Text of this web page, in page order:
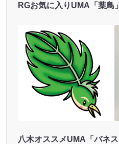
RGお気に入りUMA「葉鳥」
八木オススメUMA「バネス